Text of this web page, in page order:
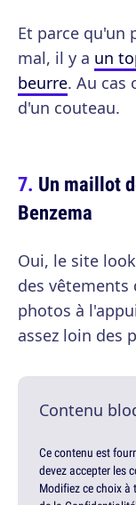
Et parce qu'un
mal, il y a un
beurre. Au cas
d'un couteau.
Un maillot
Benzema
Oui, le site
des
photos à
assez loin des
Contenu
Ce contenu est
devez accepter les
Modifiez ce choix à